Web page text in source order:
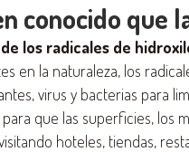
conocido que
los radicales de
en la naturaleza, los
virus y bacterias para
que las superficies, los
hoteles, tiendas,